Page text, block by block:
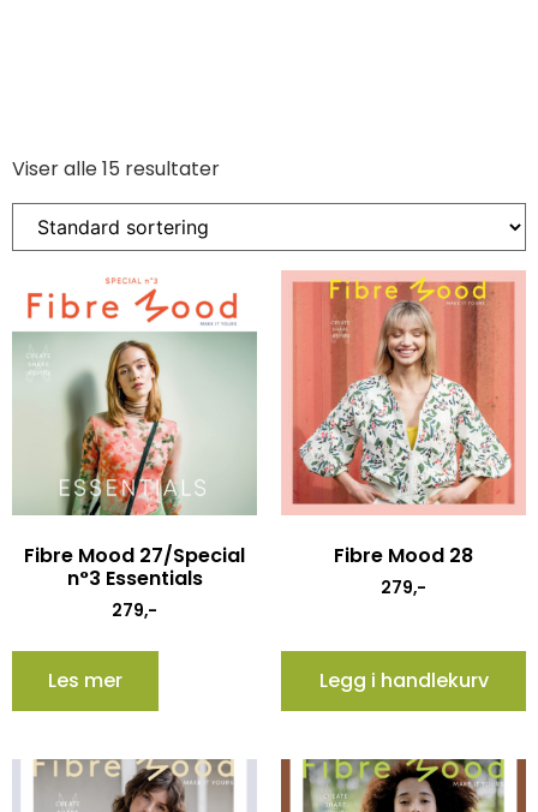
Viser alle 15 resultater
Fibre Mood 27/Special
n°3 Essentials
279,-
Les mer
Fibre Mood 28
279,-
Legg i handlekurv